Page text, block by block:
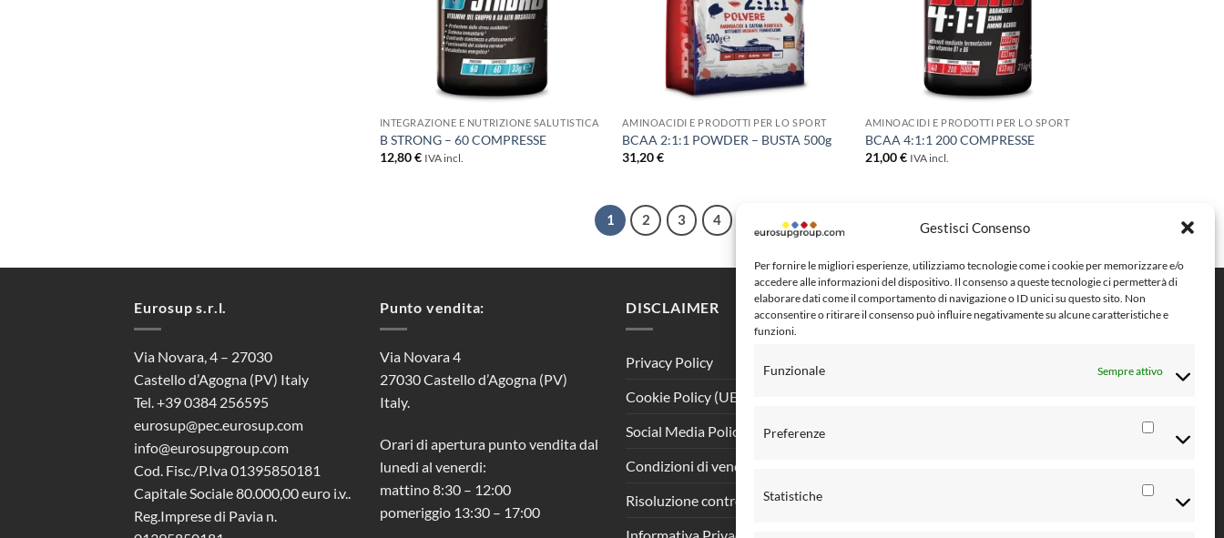
Gestisci Consenso
Per fornire le migliori esperienze, utilizziamo tecnologie come i cookie per memorizzare e/o
accedere alle informazioni del dispositivo. Il consenso a queste tecnologie ci permetterà di
elaborare dati come il comportamento di navigazione o ID unici su questo sito. Non
acconsentire o ritirare il consenso può influire negativamente su alcune caratteristiche e
funzioni.
Funzionale Sempre attivo
Preferenze Preferenze
Statistiche Statistiche
INTEGRAZIONE E NUTRIZIONE SALUTISTICA
B STRONG – 60 COMPRESSE
12,80€ IVA incl.
AMINOACIDI E PRODOTTI PER LO SPORT
BCAA 2:1:1 POWDER – BUSTA 500g
31,20€
AMINOACIDI E PRODOTTI PER LO SPORT
BCAA 4:1:1 200 COMPRESSE
21,00€ IVA incl.
1 2 3 4 6
Eurosup s.r.l.
Via Novara, 4 – 27030
Castello d’Agogna (PV) Italy
Tel. +39 0384 256595
eurosup@pec.eurosup.com
info@eurosupgroup.com
Cod. Fisc./P.Iva 01395850181
Capitale Sociale 80.000,00 euro i.v..
Reg.Imprese di Pavia n.
Punto vendita:
Via Novara 4
27030 Castello d’Agogna (PV)
Italy.
Orari di apertura punto vendita dal
lunedi al venerdi:
mattino 8:30 – 12:00
pomeriggio 13:30 – 17:00
DISCLAIMER
Privacy Policy
Cookie Policy (UE)
Social Media Policy
Condizioni di vendita al pubblico
Risoluzione controversie
Metodi di pagamento